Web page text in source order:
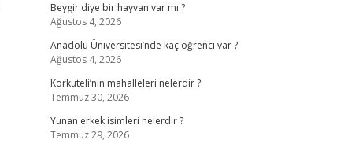
Beygir diye bir hayvan var mı ?
Ağustos 4, 2026
Anadolu Üniversitesi’nde kaç öğrenci var ?
Ağustos 4, 2026
Korkuteli’nin mahalleleri nelerdir ?
Temmuz 30, 2026
Yunan erkek isimleri nelerdir ?
Temmuz 29, 2026